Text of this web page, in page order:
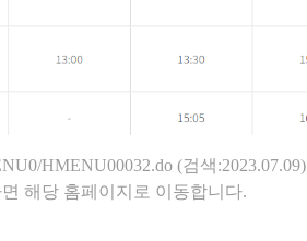
HMENU00032.do (검색:2023.07.09)
해당 홈페이지로 이동합니다.